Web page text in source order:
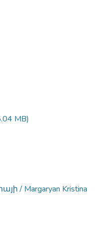
MB)
/ Margaryan Kristina